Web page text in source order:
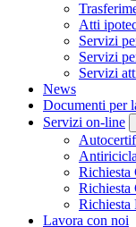
Atti
Servizi
Servizi
Servizi
News
Documenti per
Servizi on-line
Richiesta
Richiesta
Richiesta
Lavora con noi